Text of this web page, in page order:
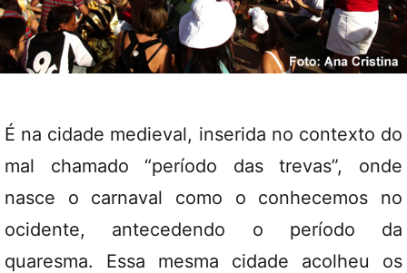
É na cidade medieval, inserida no contexto do
mal chamado “período das trevas”, onde
nasce o carnaval como o conhecemos no
ocidente, antecedendo o período da
quaresma. Essa mesma cidade acolheu os